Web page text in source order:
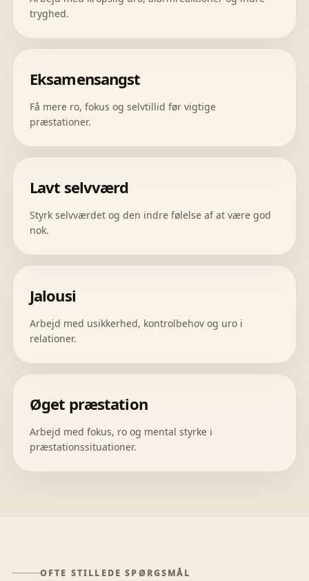
tryghed.
Eksamensangst
Få mere ro, fokus og selvtillid før vigtige
præstationer.
Lavt selvværd
Styrk selvværdet og den indre følelse af at være god
nok.
Jalousi
Arbejd med usikkerhed, kontrolbehov og uro i
relationer.
Øget præstation
Arbejd med fokus, ro og mental styrke i
præstationssituationer.
OFTE STILLEDE SPØRGSMÅL